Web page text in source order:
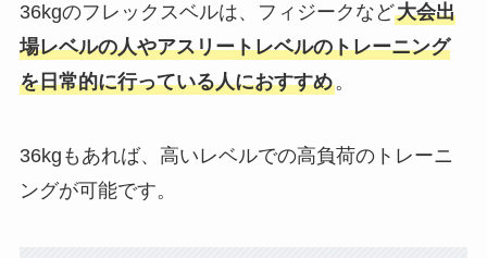
36kgのフレックスベルは、フィジークなど大会出
場レベルの人やアスリートレベルのトレーニング
を日常的に行っている人におすすめ。
36kgもあれば、高いレベルでの高負荷のトレーニ
ングが可能です。